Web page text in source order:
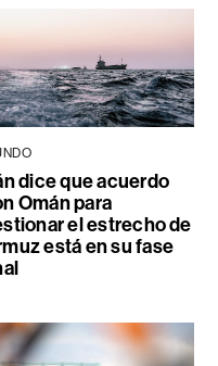
dice que acuerdo
Omán para
el estrecho de
está en su fase